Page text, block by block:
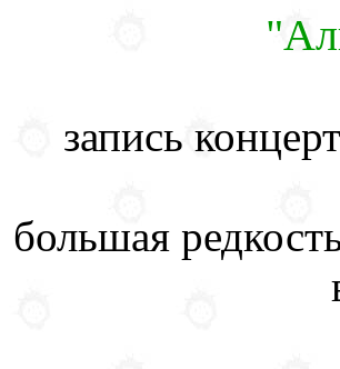
запись
большая